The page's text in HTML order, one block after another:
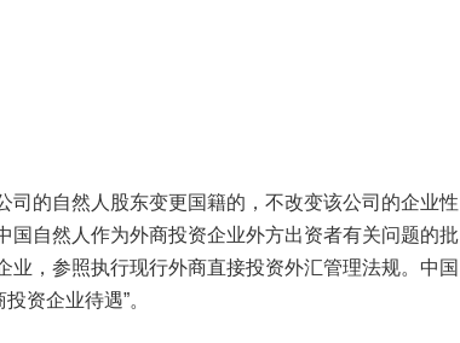
司的自然人股东变更国籍的，不改变该公司的企业性
国自然人作为外商投资企业外方出资者有关问题的批
，参照执行现行外商直接投资外汇管理法规。中国
资企业待遇”。